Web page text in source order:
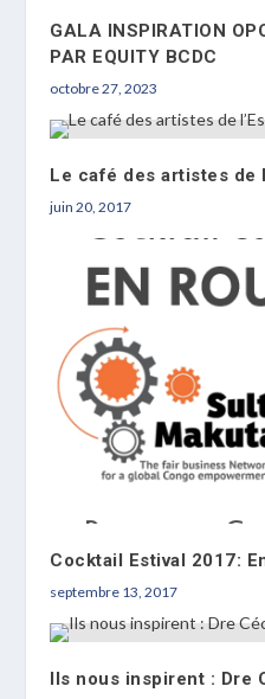
GALA INSPIRATION
PAR EQUITY BCDC
octobre 27, 2023
Le café des artistes de
juin 20, 2017
Cocktail Estival 2017:
septembre 13, 2017
Ils nous inspirent : Dre